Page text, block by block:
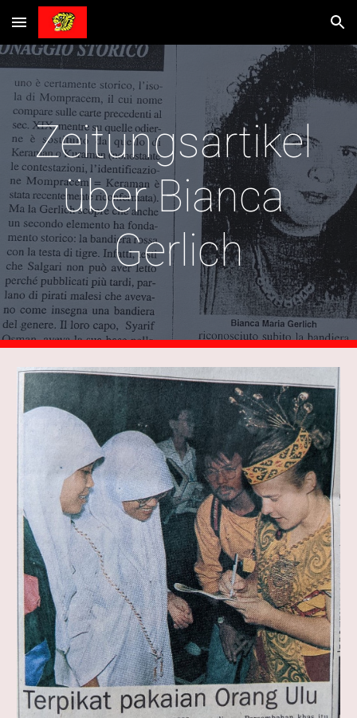
Skip to main content Skip to navigation
Zeitungsartikel
über Bianca
Gerlich